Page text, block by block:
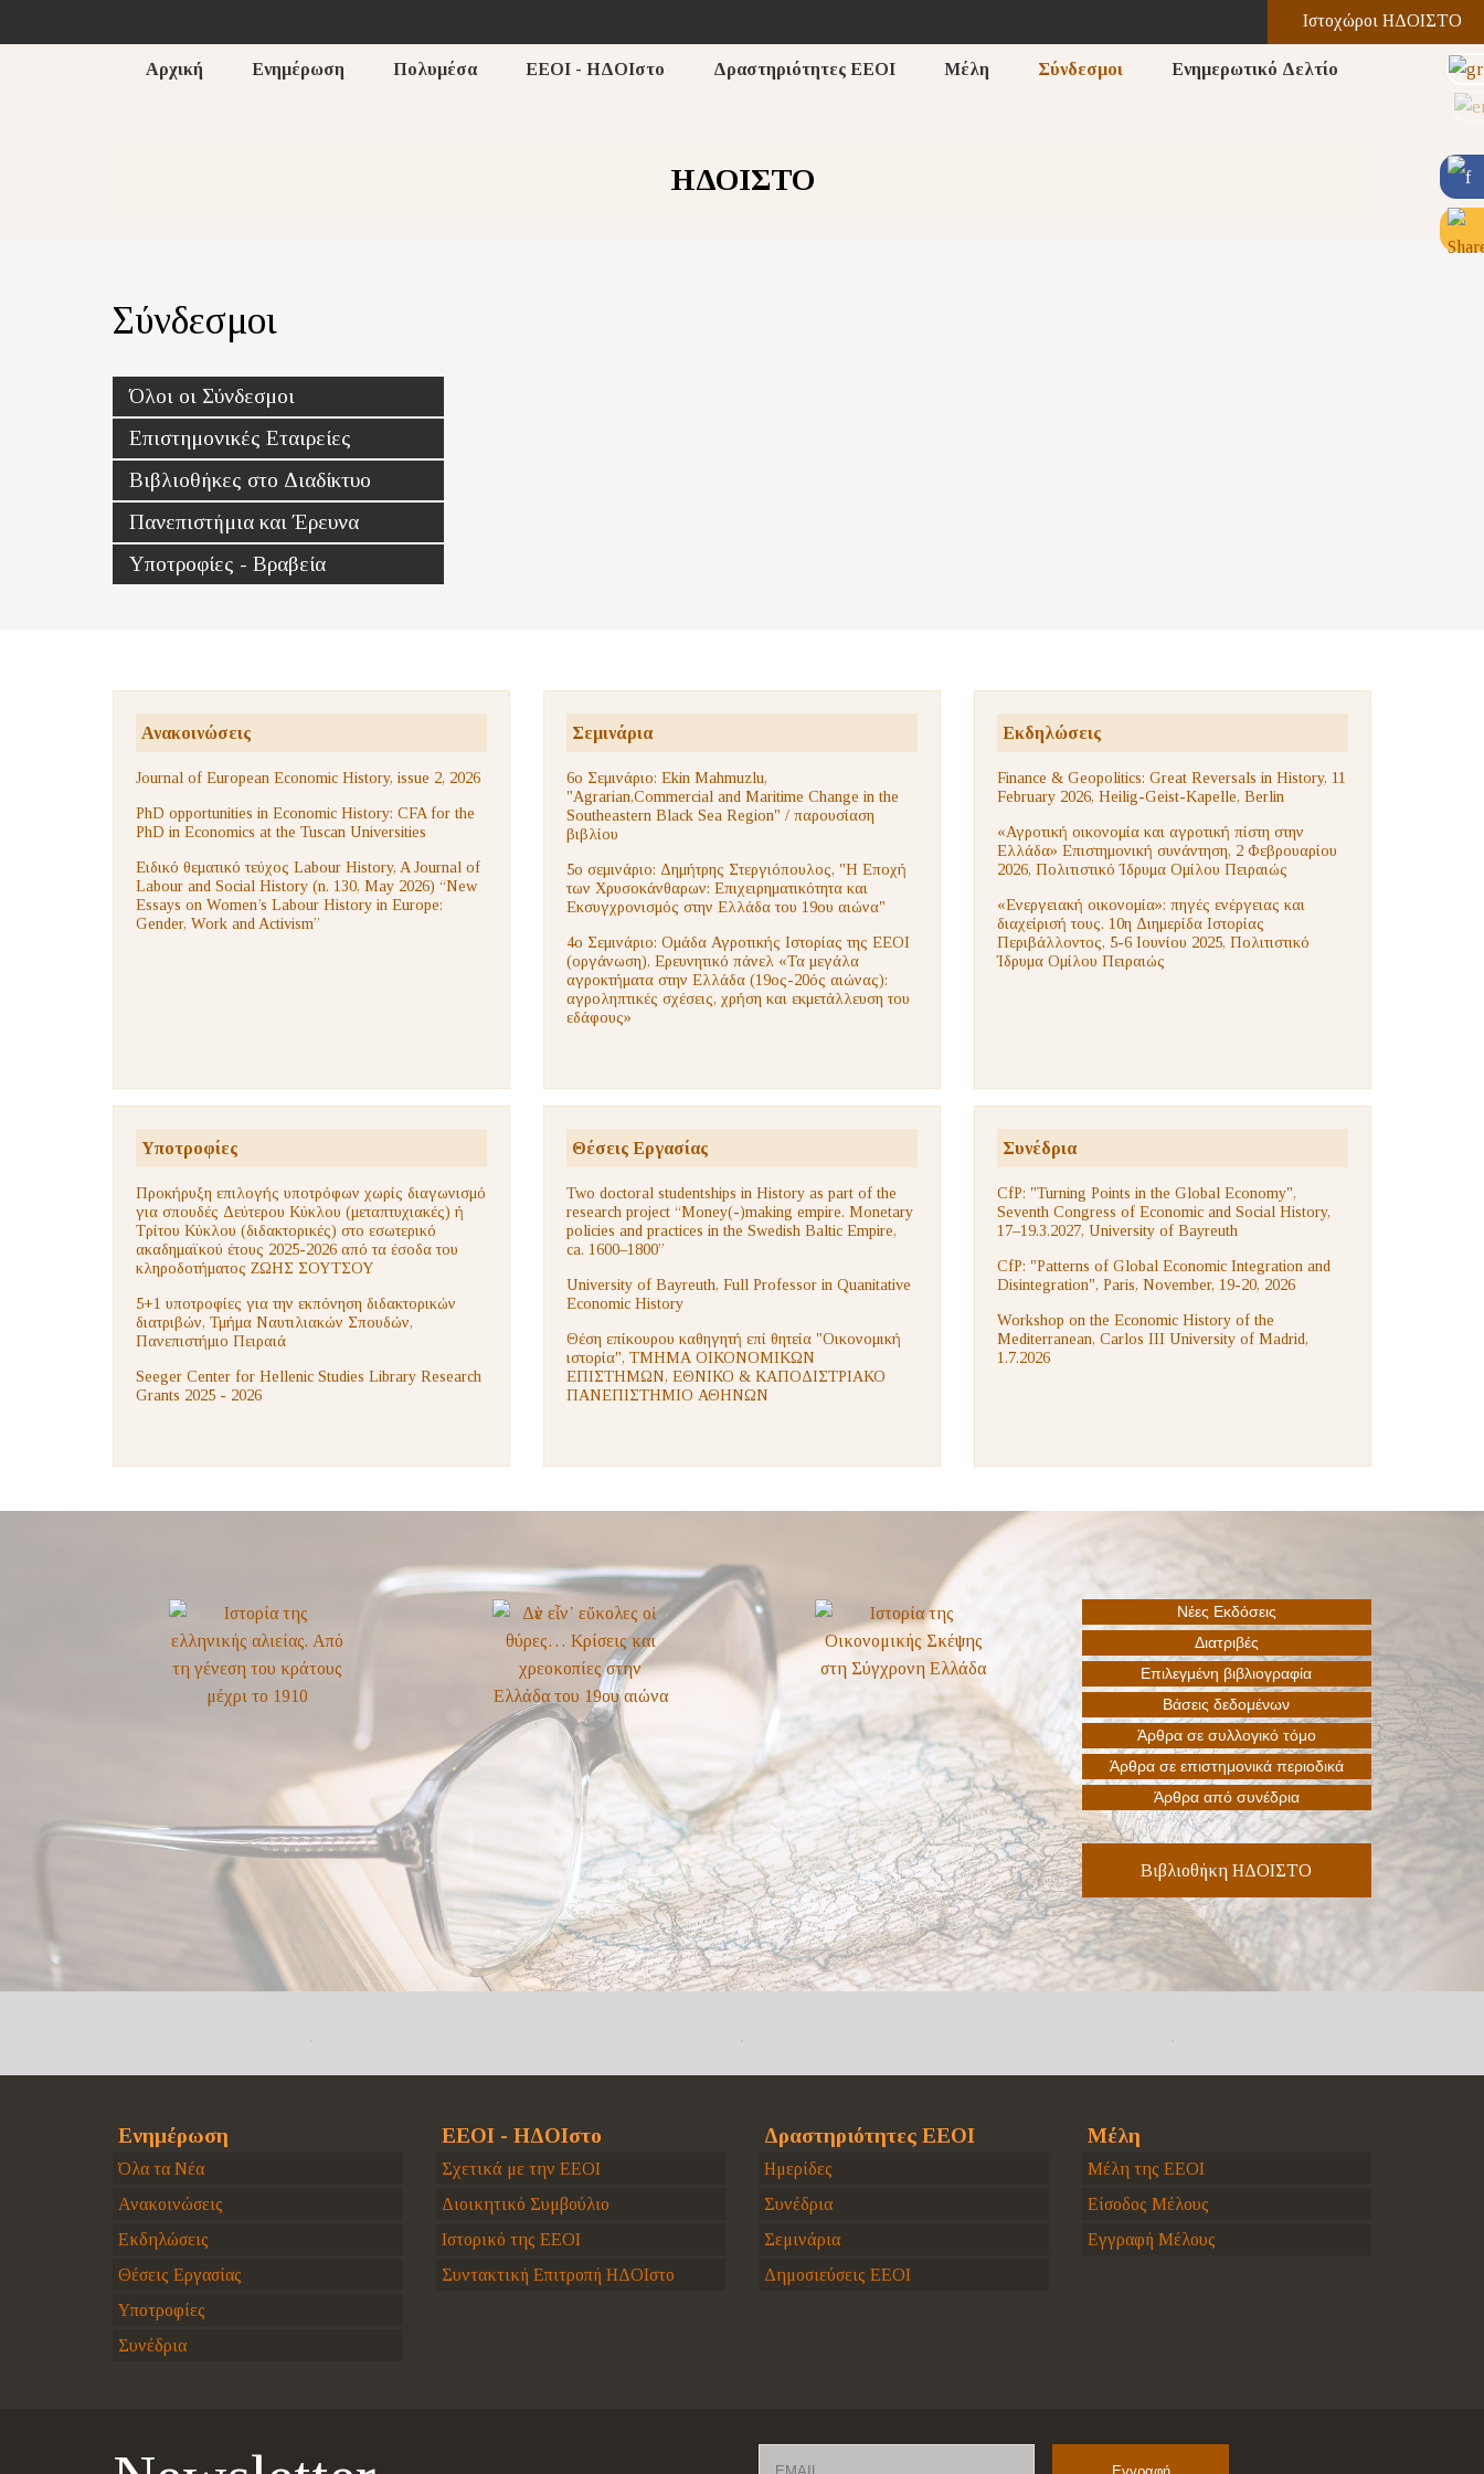
Ιστοχώροι ΗΔΟΙΣΤΟ
Αρχική Ενημέρωση Πολυμέσα ΕΕΟΙ - ΗΔΟΙστο Δραστηριότητες ΕΕΟΙ Μέλη Σύνδεσμοι Ενημερωτικό Δελτίο
ΗΔΟΙΣΤΟ
Σύνδεσμοι
Όλοι οι Σύνδεσμοι
Επιστημονικές Εταιρείες
Βιβλιοθήκες στο Διαδίκτυο
Πανεπιστήμια και Έρευνα
Υποτροφίες - Βραβεία
Ανακοινώσεις
Journal of European Economic History, issue 2, 2026
PhD opportunities in Economic History: CFA for the
PhD in Economics at the Tuscan Universities
Ειδικό θεματικό τεύχος Labour History, A Journal of
Labour and Social History (n. 130, May 2026) “New
Essays on Women’s Labour History in Europe:
Gender, Work and Activism”
Σεμινάρια
6ο Σεμινάριο: Ekin Mahmuzlu,
"Agrarian,Commercial and Maritime Change in the
Southeastern Black Sea Region" / παρουσίαση
βιβλίου
5ο σεμινάριο: Δημήτρης Στεργιόπουλος, "Η Εποχή
των Χρυσοκάνθαρων: Επιχειρηματικότητα και
Εκσυγχρονισμός στην Ελλάδα του 19ου αιώνα"
4ο Σεμινάριο: Ομάδα Αγροτικής Ιστορίας της ΕΕΟΙ
(οργάνωση), Ερευνητικό πάνελ «Τα μεγάλα
αγροκτήματα στην Ελλάδα (19ος-20ός αιώνας):
αγροληπτικές σχέσεις, χρήση και εκμετάλλευση του
εδάφους»
Εκδηλώσεις
Finance & Geopolitics: Great Reversals in History, 11
February 2026, Heilig-Geist-Kapelle, Berlin
«Αγροτική οικονομία και αγροτική πίστη στην
Ελλάδα» Επιστημονική συνάντηση, 2 Φεβρουαρίου
2026, Πολιτιστικό Ίδρυμα Ομίλου Πειραιώς
«Ενεργειακή οικονομία»: πηγές ενέργειας και
διαχείρισή τους. 10η Διημερίδα Ιστορίας
Περιβάλλοντος, 5-6 Ιουνίου 2025, Πολιτιστικό
Ίδρυμα Ομίλου Πειραιώς
Υποτροφίες
Προκήρυξη επιλογής υποτρόφων χωρίς διαγωνισμό
για σπουδές Δεύτερου Κύκλου (μεταπτυχιακές) ή
Τρίτου Κύκλου (διδακτορικές) στο εσωτερικό
ακαδημαϊκού έτους 2025-2026 από τα έσοδα του
κληροδοτήματος ΖΩΗΣ ΣΟΥΤΣΟΥ
5+1 υποτροφίες για την εκπόνηση διδακτορικών
διατριβών, Τμήμα Ναυτιλιακών Σπουδών,
Πανεπιστήμιο Πειραιά
Seeger Center for Hellenic Studies Library Research
Grants 2025 - 2026
Θέσεις Εργασίας
Two doctoral studentships in History as part of the
research project “Money(-)making empire. Monetary
policies and practices in the Swedish Baltic Empire,
ca. 1600–1800”
University of Bayreuth, Full Professor in Quanitative
Economic History
Θέση επίκουρου καθηγητή επί θητεία "Οικονομική
ιστορία", ΤΜΗΜΑ ΟΙΚΟΝΟΜΙΚΩΝ
ΕΠΙΣΤΗΜΩΝ, ΕΘΝΙΚΟ & ΚΑΠΟΔΙΣΤΡΙΑΚΟ
ΠΑΝΕΠΙΣΤΗΜΙΟ ΑΘΗΝΩΝ
Συνέδρια
CfP: "Turning Points in the Global Economy",
Seventh Congress of Economic and Social History,
17–19.3.2027, University of Bayreuth
CfP: "Patterns of Global Economic Integration and
Disintegration", Paris, November, 19-20, 2026
Workshop on the Economic History of the
Mediterranean, Carlos III University of Madrid,
1.7.2026
Βιβλιοθήκη ΗΔΟΙΣΤΟ
Ενημέρωση
Όλα τα Νέα
Ανακοινώσεις
Εκδηλώσεις
Θέσεις Εργασίας
Υποτροφίες
Συνέδρια
ΕΕΟΙ - ΗΔΟΙστο
Σχετικά με την ΕΕΟΙ
Διοικητικό Συμβούλιο
Ιστορικό της ΕΕΟΙ
Συντακτική Επιτροπή ΗΔΟΙστο
Δραστηριότητες ΕΕΟΙ
Ημερίδες
Συνέδρια
Σεμινάρια
Δημοσιεύσεις ΕΕΟΙ
Μέλη
Μέλη της ΕΕΟΙ
Είσοδος Μέλους
Εγγραφή Μέλους